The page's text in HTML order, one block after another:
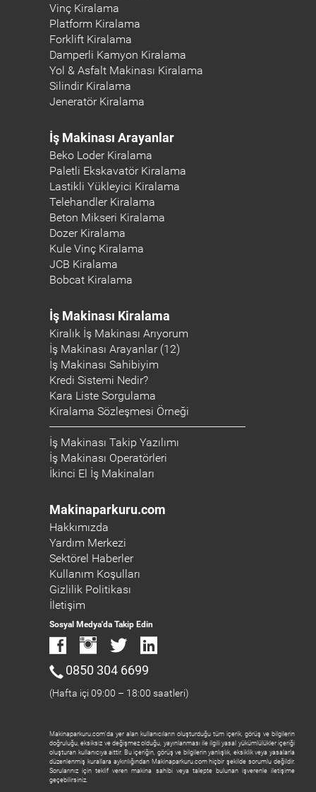
Vinç Kiralama
Platform Kiralama
Forklift Kiralama
Damperli Kamyon Kiralama
Yol & Asfalt Makinası Kiralama
Silindir Kiralama
Jeneratör Kiralama
İş Makinası Arayanlar
Beko Loder Kiralama
Paletli Ekskavatör Kiralama
Lastikli Yükleyici Kiralama
Telehandler Kiralama
Beton Mikseri Kiralama
Dozer Kiralama
Kule Vinç Kiralama
JCB Kiralama
Bobcat Kiralama
İş Makinası Kiralama
Kiralık İş Makinası Arıyorum
İş Makinası Arayanlar (12)
İş Makinası Sahibiyim
Kredi Sistemi Nedir?
Kara Liste Sorgulama
Kiralama Sözleşmesi Örneği
İş Makinası Takip Yazılımı
İş Makinası Operatörleri
İkinci El İş Makinaları
Makinaparkuru.com
Hakkımızda
Yardım Merkezi
Sektörel Haberler
Kullanım Koşulları
Gizlilik Politikası
İletişim
Sosyal Medya'da Takip Edin
0850 304 6699
(Hafta içi 09:00 – 18:00 saatleri)
Makinaparkuru.com'da yer alan kullanıcıların oluşturduğu tüm içerik, görüş ve bilgilerin
doğruluğu, eksiksiz ve değişmez olduğu, yayınlanması ile ilgili yasal yükümlülükler içeriği
oluşturan kullanıcıya aittir. Bu içeriğin, görüş ve bilgilerin yanlışlık, eksiklik veya yasalarla
düzenlenmiş kurallara aykırılığından Makinaparkuru.com hiçbir şekilde sorumlu değildir.
Sorularınız için teklif veren makina sahibi veya talepte bulunan işverenle iletişime
geçebilirsiniz.